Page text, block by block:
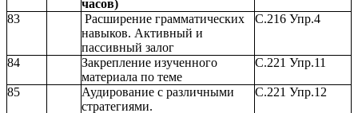
часов)
83
Расширение грамматических
навыков. Активный и
пассивный залог
С.216 Упр.4
84
Закрепление изученного
материала по теме
С.221 Упр.11
85
Аудирование с различными
стратегиями.
С.221 Упр.12